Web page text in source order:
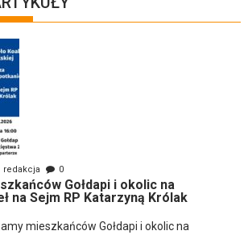
redakcja 0
Gołdapi i okolic na
na Sejm RP Katarzyną Królak
mieszkańców Gołdapi i okolic na